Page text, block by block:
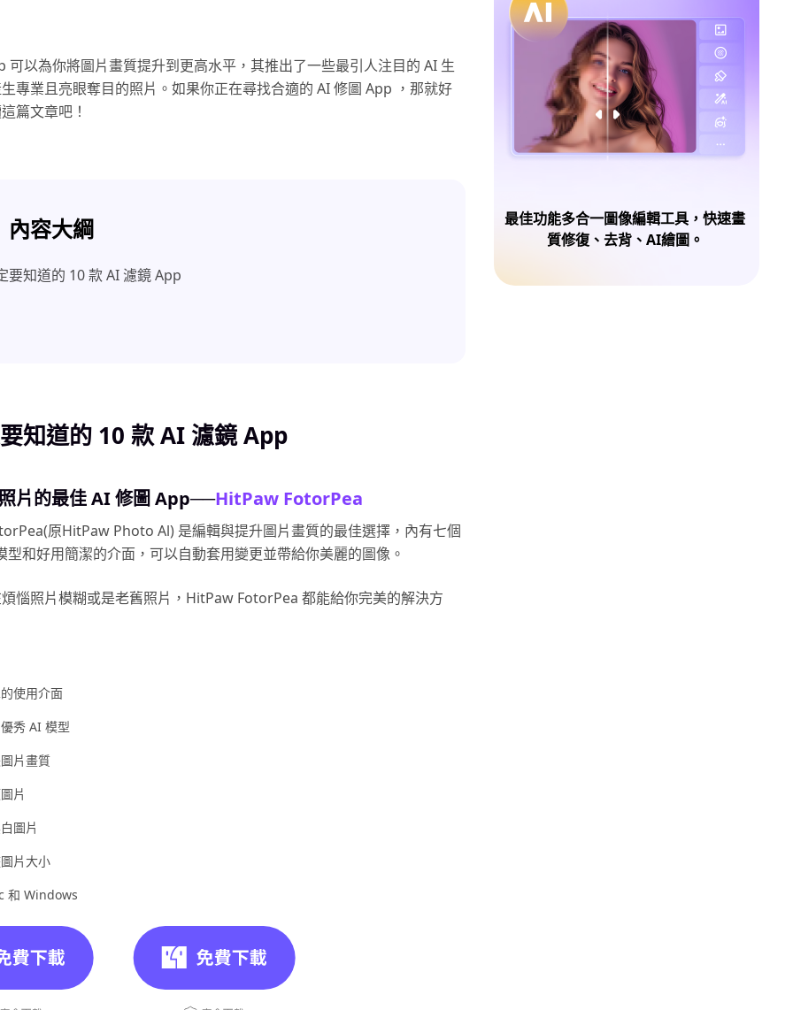
可以為你將圖片畫質提升到更高水平，其推出了一些最引人注目的 AI 生
專業且亮眼奪目的照片。如果你正在尋找合適的 AI 修圖 App ，那就好
篇文章吧！
內容大綱
要知道的 10 款 AI 濾鏡 App
知道的 10 款 AI 濾鏡 App
片的最佳 AI 修圖 App──HitPaw FotorPea
原HitPaw Photo Al) 是編輯與提升圖片畫質的最佳選擇，內有七個
型和好用簡潔的介面，可以自動套用變更並帶給你美麗的圖像。
惱照片模糊或是老舊照片，HitPaw FotorPea 都能給你完美的解決方
使用介面
秀 AI 模型
片畫質
片
圖片
片大小
和 Windows
最佳功能多合一圖像編輯工具，快速畫
質修復、去背、AI繪圖。